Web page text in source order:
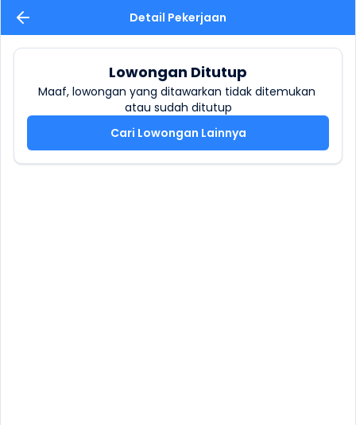
Detail Pekerjaan
Lowongan Ditutup
Maaf, lowongan yang ditawarkan tidak ditemukan
atau sudah ditutup
Cari Lowongan Lainnya